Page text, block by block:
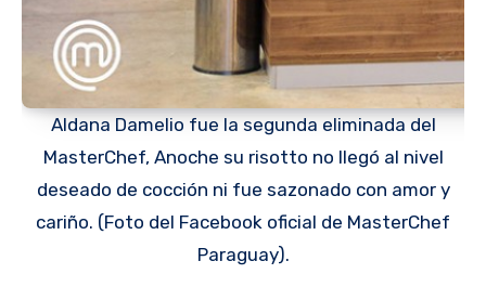
Aldana Damelio fue la segunda eliminada del
MasterChef, Anoche su risotto no llegó al nivel
deseado de cocción ni fue sazonado con amor y
cariño. (Foto del Facebook oficial de MasterChef
Paraguay).